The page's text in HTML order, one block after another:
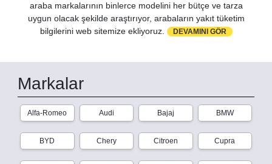
araba markalarının binlerce modelini her bütçe ve tarza
uygun olacak şekilde araştırıyor, arabaların yakıt tüketim
bilgilerini web sitemize ekliyoruz.
DEVAMINI GÖR
Markalar
Alfa-Romeo Audi Bajaj BMW
BYD Chery Citroen Cupra